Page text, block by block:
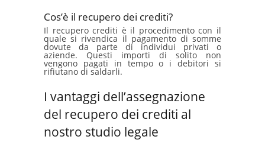
Cos’è il recupero dei crediti?
Il recupero crediti è il procedimento con il
quale si rivendica il pagamento di somme
dovute da parte di individui privati o
aziende. Questi importi di solito non
vengono pagati in tempo o i debitori si
rifiutano di saldarli.
I vantaggi dell’assegnazione
del recupero dei crediti al
nostro studio legale